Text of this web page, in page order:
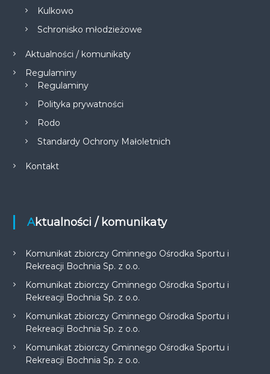
Kulkowo
Schronisko młodzieżowe
Aktualności / komunikaty
Regulaminy
Regulaminy
Polityka prywatności
Rodo
Standardy Ochrony Małoletnich
Kontakt
Aktualności / komunikaty
Komunikat zbiorczy Gminnego Ośrodka Sportu i
Rekreacji Bochnia Sp. z o.o.
Komunikat zbiorczy Gminnego Ośrodka Sportu i
Rekreacji Bochnia Sp. z o.o.
Komunikat zbiorczy Gminnego Ośrodka Sportu i
Rekreacji Bochnia Sp. z o.o.
Komunikat zbiorczy Gminnego Ośrodka Sportu i
Rekreacji Bochnia Sp. z o.o.